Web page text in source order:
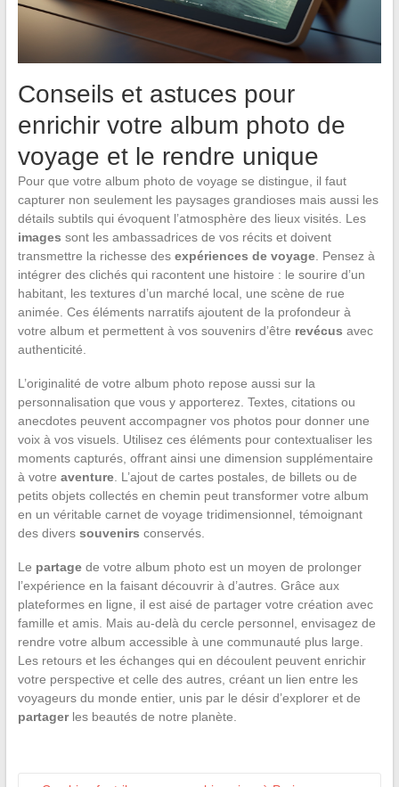
Conseils et astuces pour
enrichir votre album photo de
voyage et le rendre unique
Pour que votre album photo de voyage se distingue, il faut
capturer non seulement les paysages grandioses mais aussi les
détails subtils qui évoquent l’atmosphère des lieux visités. Les
images sont les ambassadrices de vos récits et doivent
transmettre la richesse des expériences de voyage. Pensez à
intégrer des clichés qui racontent une histoire : le sourire d’un
habitant, les textures d’un marché local, une scène de rue
animée. Ces éléments narratifs ajoutent de la profondeur à
votre album et permettent à vos souvenirs d’être revécus avec
authenticité.
L’originalité de votre album photo repose aussi sur la
personnalisation que vous y apporterez. Textes, citations ou
anecdotes peuvent accompagner vos photos pour donner une
voix à vos visuels. Utilisez ces éléments pour contextualiser les
moments capturés, offrant ainsi une dimension supplémentaire
à votre aventure. L’ajout de cartes postales, de billets ou de
petits objets collectés en chemin peut transformer votre album
en un véritable carnet de voyage tridimensionnel, témoignant
des divers souvenirs conservés.
Le partagede votre album photo est un moyen de prolonger
l’expérience en la faisant découvrir à d’autres. Grâce aux
plateformes en ligne, il est aisé de partager votre création avec
famille et amis. Mais au-delà du cercle personnel, envisagez de
rendre votre album accessible à une communauté plus large.
Les retours et les échanges qui en découlent peuvent enrichir
votre perspective et celle des autres, créant un lien entre les
voyageurs du monde entier, unis par le désir d’explorer et de
partagerles beautés de notre planète.